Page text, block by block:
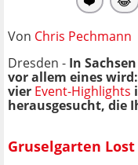
Von Chris Pechmann
Dresden - In
vor allem eines
vier Event-Highlights
herausgesucht, die
Gruselgarten